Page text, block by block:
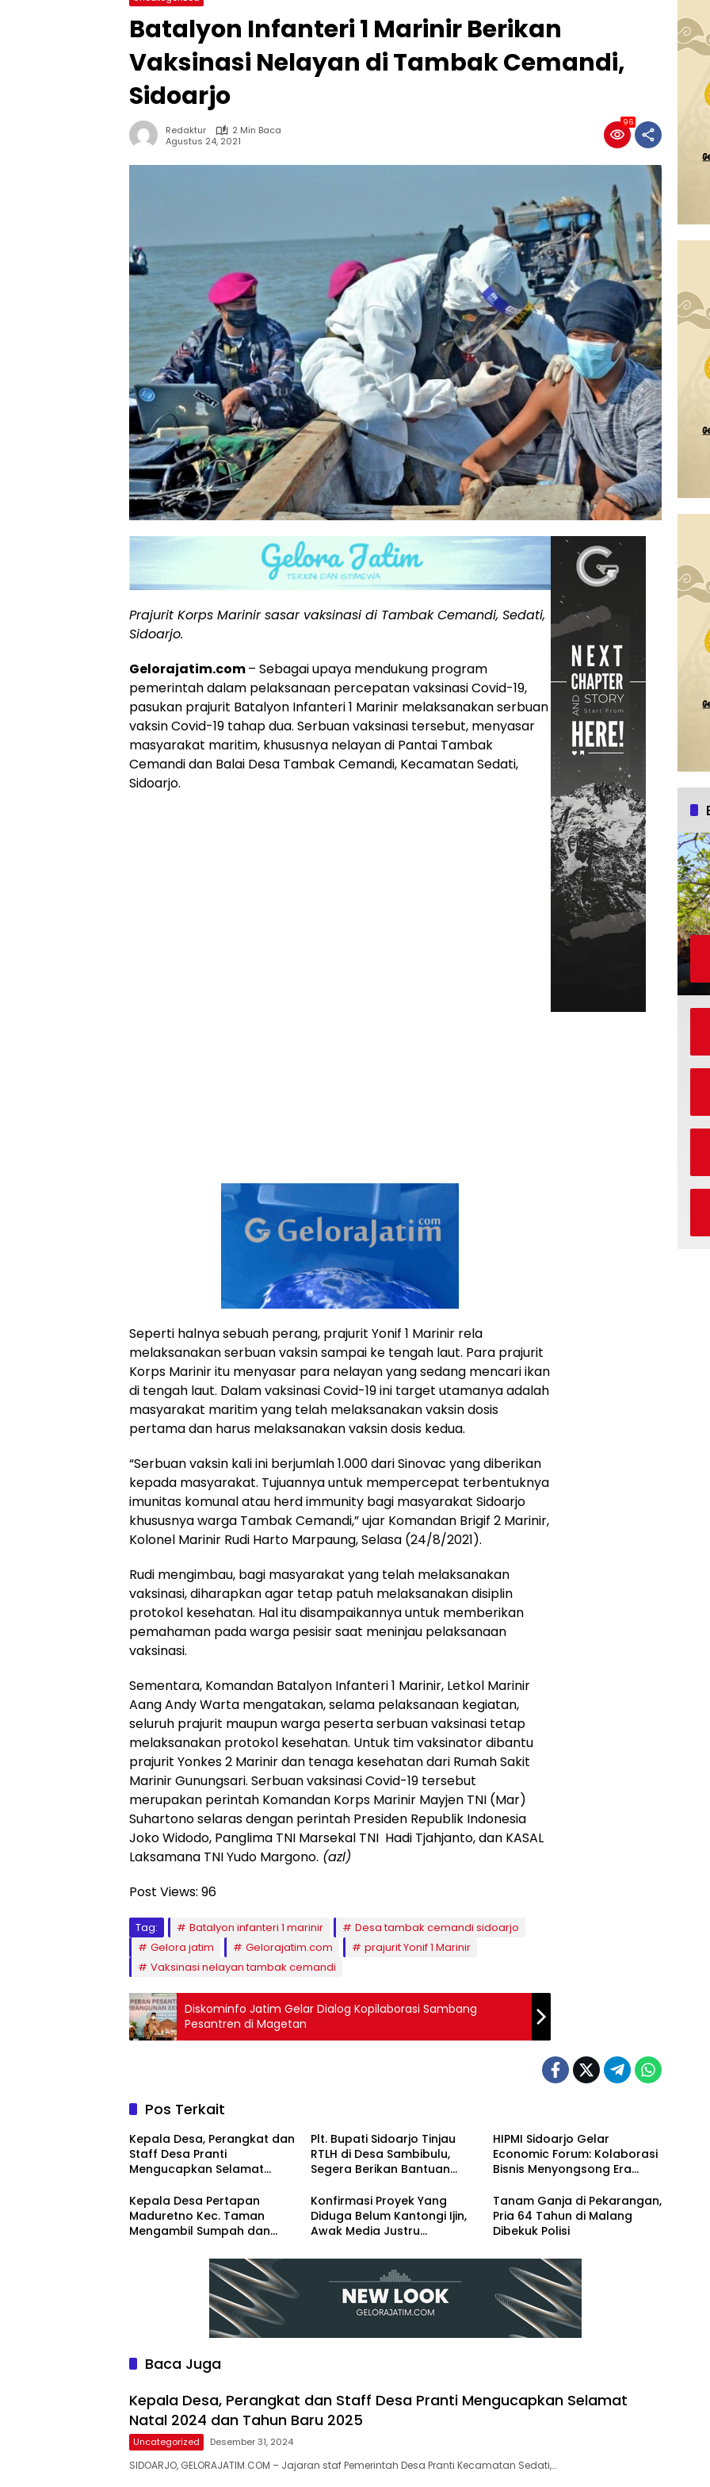
Batalyon Infanteri 1 Marinir Berikan
Vaksinasi Nelayan di Tambak Cemandi,
Sidoarjo
Redaktur
2 Min Baca
Agustus 24, 2021
96
Prajurit Korps Marinir sasar vaksinasi di Tambak Cemandi, Sedati,
Sidoarjo.
Gelorajatim.com– Sebagai upaya mendukung program
pemerintah dalam pelaksanaan percepatan vaksinasi Covid-19,
pasukan prajurit Batalyon Infanteri 1 Marinir melaksanakan serbuan
vaksin Covid-19 tahap dua. Serbuan vaksinasi tersebut, menyasar
masyarakat maritim, khususnya nelayan di Pantai Tambak
Cemandi dan Balai Desa Tambak Cemandi, Kecamatan Sedati,
Sidoarjo.
Seperti halnya sebuah perang, prajurit Yonif 1 Marinir rela
melaksanakan serbuan vaksin sampai ke tengah laut. Para prajurit
Korps Marinir itu menyasar para nelayan yang sedang mencari ikan
di tengah laut. Dalam vaksinasi Covid-19 ini target utamanya adalah
masyarakat maritim yang telah melaksanakan vaksin dosis
pertama dan harus melaksanakan vaksin dosis kedua.
“Serbuan vaksin kali ini berjumlah 1.000 dari Sinovac yang diberikan
kepada masyarakat. Tujuannya untuk mempercepat terbentuknya
imunitas komunal atau herd immunity bagi masyarakat Sidoarjo
khususnya warga Tambak Cemandi,” ujar Komandan Brigif 2 Marinir,
Kolonel Marinir Rudi Harto Marpaung, Selasa (24/8/2021).
Rudi mengimbau, bagi masyarakat yang telah melaksanakan
vaksinasi, diharapkan agar tetap patuh melaksanakan disiplin
protokol kesehatan. Hal itu disampaikannya untuk memberikan
pemahaman pada warga pesisir saat meninjau pelaksanaan
vaksinasi.
Sementara, Komandan Batalyon Infanteri 1 Marinir, Letkol Marinir
Aang Andy Warta mengatakan, selama pelaksanaan kegiatan,
seluruh prajurit maupun warga peserta serbuan vaksinasi tetap
melaksanakan protokol kesehatan. Untuk tim vaksinator dibantu
prajurit Yonkes 2 Marinir dan tenaga kesehatan dari Rumah Sakit
Marinir Gunungsari. Serbuan vaksinasi Covid-19 tersebut
merupakan perintah Komandan Korps Marinir Mayjen TNI (Mar)
Suhartono selaras dengan perintah Presiden Republik Indonesia
Joko Widodo, Panglima TNI Marsekal TNI Hadi Tjahjanto, dan KASAL
Laksamana TNI Yudo Margono. (azl)
Post Views: 96
Tag: Batalyon infanteri 1 marinir
Desa tambak cemandi sidoarjo
Gelora jatim
Gelorajatim.com
prajurit Yonif 1 Marinir
Vaksinasi nelayan tambak cemandi
Diskominfo Jatim Gelar Dialog Kopilaborasi Sambang
Pesantren di Magetan
Pos Terkait
Kepala Desa, Perangkat dan
Staff Desa Pranti
Mengucapkan Selamat
2025
Plt. Bupati Sidoarjo Tinjau
RTLH di Desa Sambibulu,
Segera Berikan Bantuan
HIPMI Sidoarjo Gelar
Economic Forum: Kolaborasi
Bisnis Menyongsong Era
Kepala Desa Pertapan
Maduretno Kec. Taman
Mengambil Sumpah dan
Konfirmasi Proyek Yang
Diduga Belum Kantongi Ijin,
Awak Media Justru
Pembangunan
Tanam Ganja di Pekarangan,
Pria 64 Tahun di Malang
Dibekuk Polisi
Baca Juga
Kepala Desa, Perangkat dan Staff Desa Pranti Mengucapkan Selamat
Natal 2024 dan Tahun Baru 2025
Uncategorized Desember 31, 2024
SIDOARJO, GELORAJATIM.COM – Jajaran staf Pemerintah Desa Pranti Kecamatan Sedati,…